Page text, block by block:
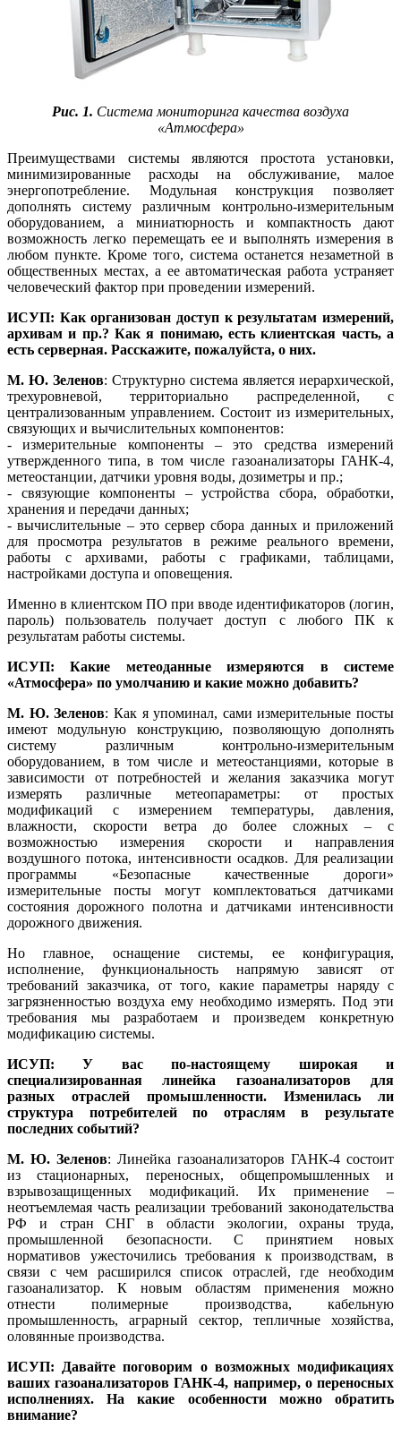
Рис. 1. Система мониторинга качества воздуха
«Атмосфера»
Преимуществами системы являются простота установки,
минимизированные расходы на обслуживание, малое
энергопотребление. Модульная конструкция позволяет
дополнять систему различным контрольно-измерительным
оборудованием, а миниатюрность и компактность дают
возможность легко перемещать ее и выполнять измерения в
любом пункте. Кроме то­го, система останется незаметной в
общественных местах, а ее автоматическая работа устраняет
человеческий фактор при проведении измерений.
ИСУП: Как организован доступ к результатам измерений,
архивам и пр.? Как я понимаю, есть клиентская часть, а
есть серверная. Расскажите, пожалуйста, о них.
М. Ю. Зеленов: Структурно система является иерархической,
трехуровневой, территориально распределенной, с
централизованным управлением. Состоит из измерительных,
связующих и вычислительных компонентов:
- измерительные компоненты – это средства измерений
утвержденного ти­па, в том числе газоанализаторы ГАНК‑4,
метеостанции, датчики уровня во­ды, дозиметры и пр.;
- связующие компоненты – устройства сбора, обработки,
хранения и передачи данных;
- вычислительные – это сервер сбора данных и приложений
для просмотра результатов в режиме реального времени,
работы с архивами, работы с графиками, таблицами,
настройками доступа и оповещения.
Именно в клиентском ПО при вводе идентификаторов (логин,
пароль) пользователь получает доступ с любого ПК к
результатам работы системы.
ИСУП: Какие метеоданные измеряются в системе
«Атмосфера» по умолчанию и какие можно добавить?
М. Ю. Зеленов: Как я упоминал, са­ми измерительные посты
имеют модульную конструкцию, позволяющую дополнять
систему различным контрольно-измерительным
оборудованием, в том числе и метеостанциями, которые в
зависимости от потребностей и желания заказчика могут
измерять различные метеопараметры: от простых
модификаций с измерением температуры, давления,
влажности, скорости ветра до более сложных – с
возможностью измерения скорости и направления
воздушного потока, интенсивности осадков. Для реализации
программы «Безопасные качественные дороги»
измерительные посты могут комплектоваться датчиками
состояния дорожного полотна и датчиками интенсивности
дорожного движения.
Но главное, оснащение системы, ее конфигурация,
исполнение, функциональность напрямую зависят от
требований заказчика, от то­го, какие параметры наряду с
загрязненностью воздуха ему необходимо измерять. Под эти
требования мы разработаем и произведем конкретную
модификацию системы.
ИСУП: У вас по-настоящему широкая и
специализированная линейка газоанализаторов для
разных отраслей промышленности. Изменилась ли
структура потребителей по отраслям в результате
последних событий?
М. Ю. Зеленов: Линейка газоанализаторов ГАНК‑4 состоит
из стационарных, переносных, общепромышленных и
взрывозащищенных модификаций. Их применение –
неотъемлемая часть реализации требований законодательства
РФ и стран СНГ в области экологии, охраны труда,
промышленной безопасности. С принятием новых
нормативов ужесточились требования к производствам, в
связи с чем расширился список отраслей, где необходим
газоанализатор. К новым областям применения можно
отнести полимерные производства, кабельную
промышленность, аграрный сектор, тепличные хозяйства,
оловянные производства.
ИСУП: Давайте поговорим о возможных модификациях
ваших газоанализаторов ГАНК‑4, например, о переносных
исполнениях. На какие особенности можно обратить
внимание?